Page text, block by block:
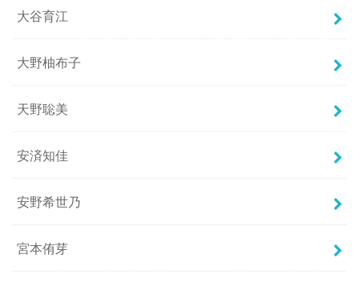
大谷育江
大野柚布子
天野聡美
安済知佳
安野希世乃
宮本侑芽